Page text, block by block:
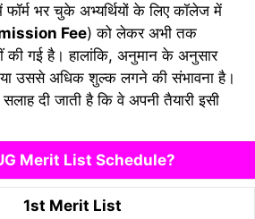
फॉर्म भर चुके अभ्यर्थियों के लिए कॉलेज में
Fee) को लेकर अभी तक
की गई है। हालांकि, अनुमान के अनुसार
उससे अधिक शुल्क लगने की संभावना है।
सलाह दी जाती है कि वे अपनी तैयारी इसी
Merit List Schedule?
1st Merit List